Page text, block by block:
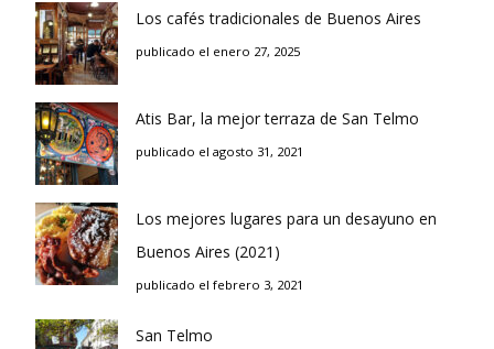
Los cafés tradicionales de Buenos Aires
publicado el enero 27, 2025
Atis Bar, la mejor terraza de San Telmo
publicado el agosto 31, 2021
Los mejores lugares para un desayuno en
Buenos Aires (2021)
publicado el febrero 3, 2021
San Telmo